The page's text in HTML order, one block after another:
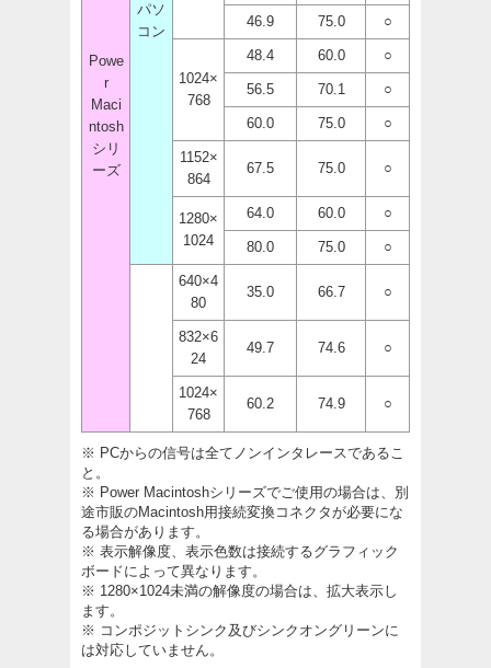
パソ
コン
Powe
r
Maci
ntosh
シリ
ーズ
46.9 75.0 ○
1024×
768
48.4 60.0 ○
56.5 70.1 ○
60.0 75.0 ○
1152×
864
67.5 75.0 ○
1280×
1024
64.0 60.0 ○
80.0 75.0 ○
640×4
80
35.0 66.7 ○
832×6
24
49.7 74.6 ○
1024×
768
60.2 74.9 ○
※ PCからの信号は全てノンインタレースであるこ
と。
※ Power Macintoshシリーズでご使用の場合は、別
途市販のMacintosh用接続変換コネクタが必要にな
る場合があります。
※ 表示解像度、表示色数は接続するグラフィック
ボードによって異なります。
※ 1280×1024未満の解像度の場合は、拡大表示し
ます。
※ コンポジットシンク及びシンクオングリーンに
は対応していません。